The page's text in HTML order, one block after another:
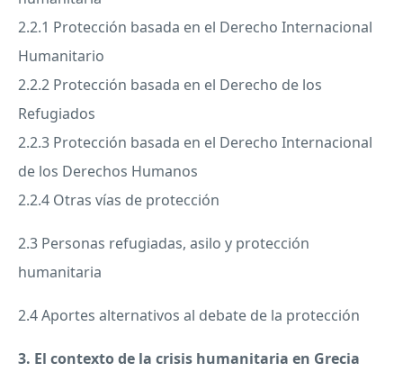
2.2.1 Protección basada en el Derecho Internacional
Humanitario
2.2.2 Protección basada en el Derecho de los
Refugiados
2.2.3 Protección basada en el Derecho Internacional
de los Derechos Humanos
2.2.4 Otras vías de protección
2.3 Personas refugiadas, asilo y protección
humanitaria
2.4 Aportes alternativos al debate de la protección
3. El contexto de la crisis humanitaria en Grecia